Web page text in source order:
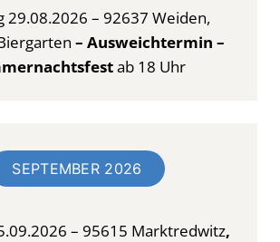
29.08.2026 – 92637 Weiden,
– Ausweichtermin –
ab 18 Uhr
SEPTEMBER 2026
– 95615 Marktredwitz,